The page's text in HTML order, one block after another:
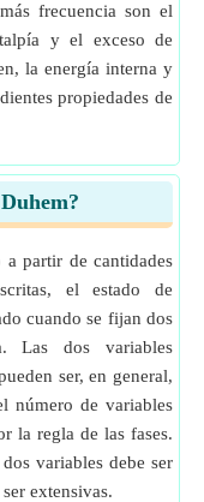
frecuencia son el
y el exceso de
la energía interna y
propiedades de
a partir de cantidades
el estado de
cuando se fijan dos
Las dos variables
ser, en general,
número de variables
la regla de las fases.
variables debe ser
extensivas.